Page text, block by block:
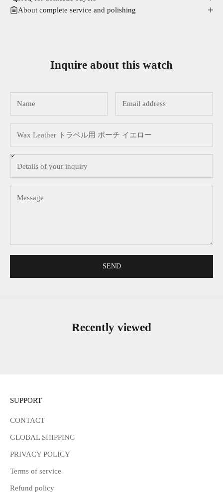
About complete service and polishing
Inquire about this watch
SEND
Recently viewed
SUPPORT
CONTACT
GLOBAL SHIPPING
PRIVACY POLICY
Terms of service
Refund policy